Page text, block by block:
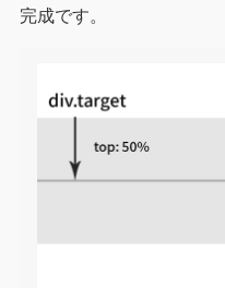
完成です。